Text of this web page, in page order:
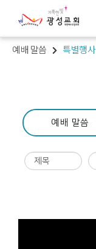
예배 말씀 특별행사
예배 말씀